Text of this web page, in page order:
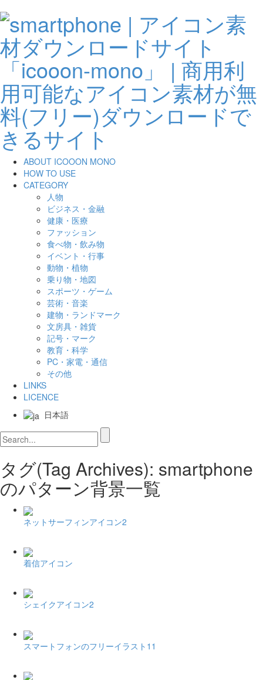
ABOUT ICOOON MONO
HOW TO USE
CATEGORY
人物
ビジネス・金融
健康・医療
ファッション
食べ物・飲み物
イベント・行事
動物・植物
乗り物・地図
スポーツ・ゲーム
芸術・音楽
建物・ランドマーク
文房具・雑貨
記号・マーク
教育・科学
PC・家電・通信
その他
LINKS
LICENCE
日本語
タグ(Tag Archives): smartphone
のパターン背景一覧
ネットサーフィンアイコン2
着信アイコン
シェイクアイコン2
スマートフォンのフリーイラスト11